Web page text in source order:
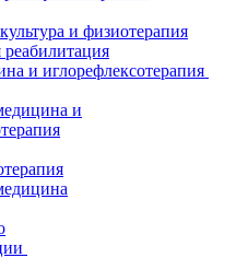
и физиотерапия
и иглорефлексотерапия
и